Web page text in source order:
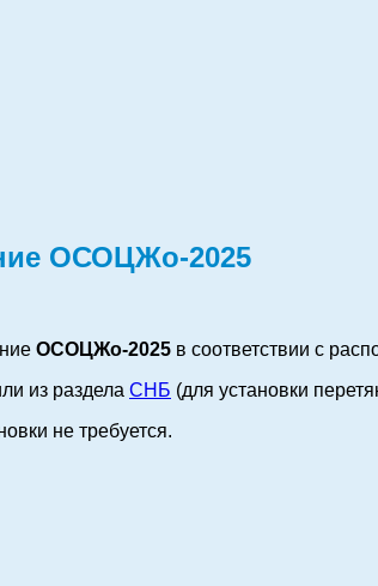
ОСОЦЖо-2025
ОСОЦЖо-2025 в соответствии с
из раздела СНБ (для установки
не требуется.